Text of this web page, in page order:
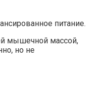
питание.
мышечной массой,
но не